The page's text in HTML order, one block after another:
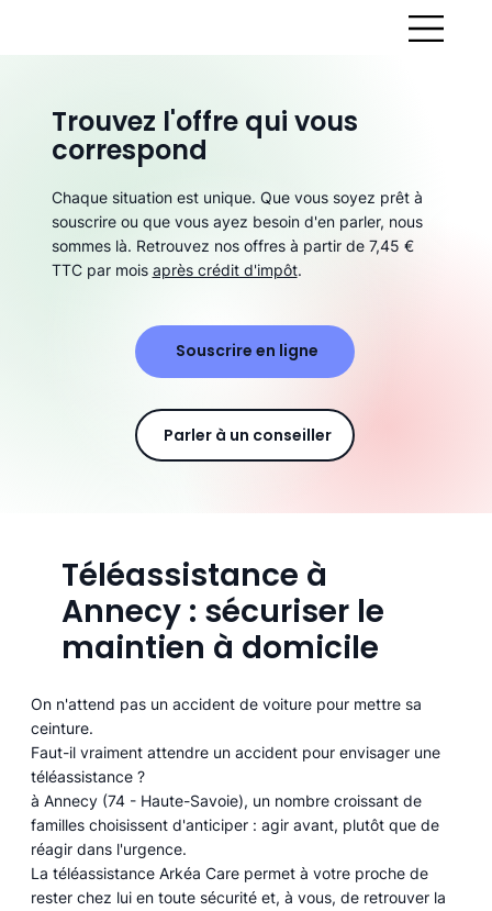
Téléassistance à
Annecy : sécuriser le
maintien à domicile
On n'attend pas un accident de voiture pour mettre sa
ceinture.
Faut-il vraiment attendre un accident pour envisager une
téléassistance ?
à Annecy (74 - Haute-Savoie), un nombre croissant de
familles choisissent d'anticiper : agir avant, plutôt que de
réagir dans l'urgence.
La téléassistance Arkéa Care permet à votre proche de
rester chez lui en toute sécurité et, à vous, de retrouver la
Trouvez l'offre qui vous
correspond
Chaque situation est unique. Que vous soyez prêt à
souscrire ou que vous ayez besoin d'en parler, nous
sommes là. Retrouvez nos offres à partir de 7,45 €
TTC par mois après crédit d'impôt.
Souscrire en ligne
Parler à un conseiller